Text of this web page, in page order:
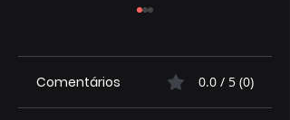
Comentários 0.0 / 5 (0)